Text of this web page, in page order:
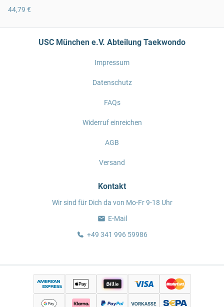
44,79 €
USC München e.V. Abteilung Taekwondo
Impressum
Datenschutz
FAQs
Widerruf einreichen
AGB
Versand
Kontakt
Wir sind für Dich da von Mo-Fr 9-18 Uhr
E-Mail
+49 341 996 59986